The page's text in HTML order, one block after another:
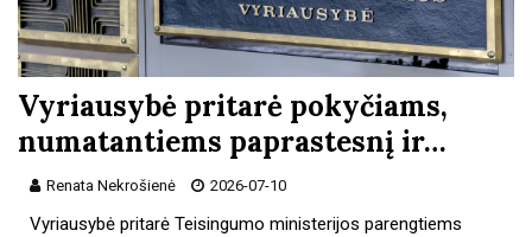
Vyriausybė pritarė pokyčiams,
numatantiems paprastesnį ir…
Renata Nekrošienė 2026-07-10
Vyriausybė pritarė Teisingumo ministerijos parengtiems